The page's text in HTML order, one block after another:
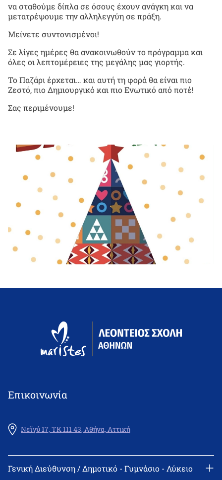
να σταθούμε δίπλα σε όσους έχουν ανάγκη και να
μετατρέψουμε την αλληλεγγύη σε πράξη.
Μείνετε συντονισμένοι!
Σε λίγες ημέρες θα ανακοινωθούν το πρόγραμμα και
όλες οι λεπτομέρειες της μεγάλης μας γιορτής.
Το Παζάρι έρχεται… και αυτή τη φορά θα είναι πιο
Ζεστό, πιο Δημιουργικό και πιο Ενωτικό από ποτέ!
Σας περιμένουμε!
Επικοινωνία
Νεϊγύ 17, ΤΚ 111 43, Αθήνα, Αττική
Γενική Διεύθυνση / Δημοτικό - Γυμνάσιο - Λύκειο